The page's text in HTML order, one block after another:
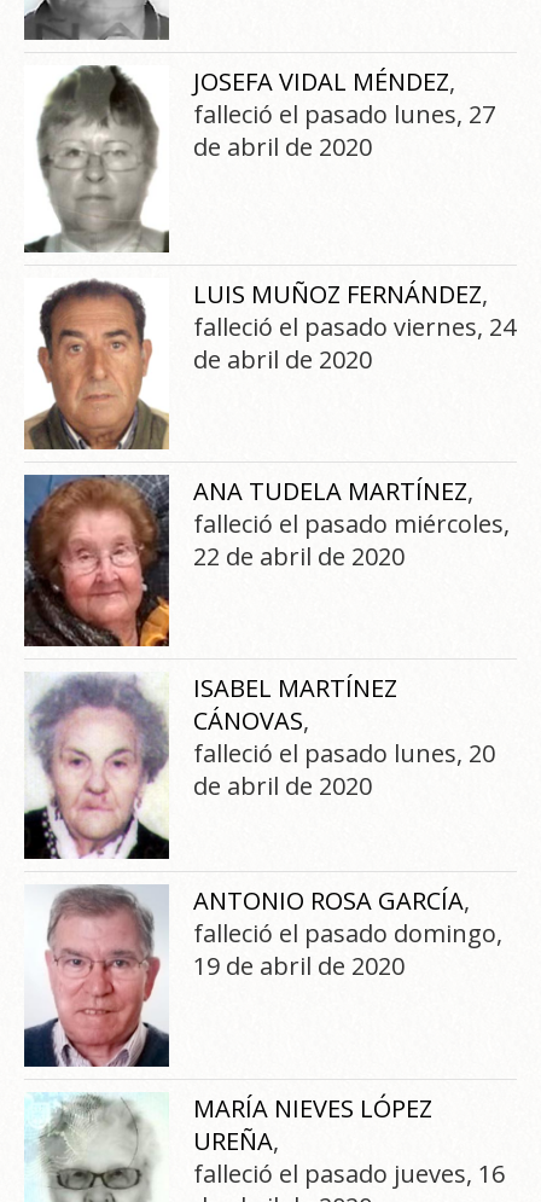
JOSEFA VIDAL MÉNDEZ,
falleció el pasado lunes, 27
de abril de 2020
LUIS MUÑOZ FERNÁNDEZ,
falleció el pasado viernes, 24
de abril de 2020
ANA TUDELA MARTÍNEZ,
falleció el pasado miércoles,
22 de abril de 2020
ISABEL MARTÍNEZ
CÁNOVAS,
falleció el pasado lunes, 20
de abril de 2020
ANTONIO ROSA GARCÍA,
falleció el pasado domingo,
19 de abril de 2020
MARÍA NIEVES LÓPEZ
UREÑA,
falleció el pasado jueves, 16